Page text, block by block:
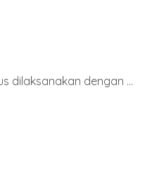
dilaksanakan dengan ...